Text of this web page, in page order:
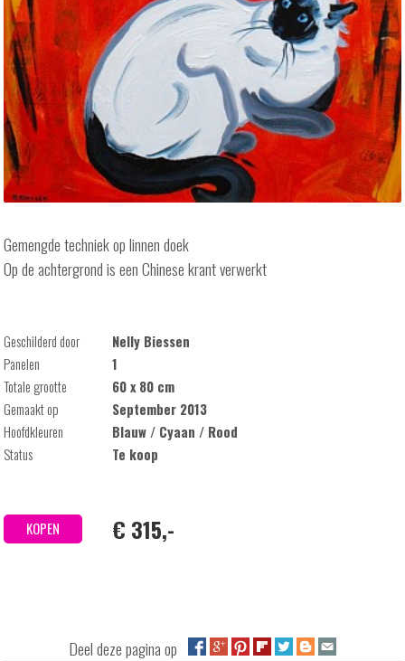
Gemengde techniek op linnen doek
Op de achtergrond is een Chinese krant verwerkt
Geschilderd door
Nelly Biessen
Panelen
1
Totale grootte
60 x 80 cm
Gemaakt op
September 2013
Hoofdkleuren
Blauw / Cyaan / Rood
Status
Te koop
KOPEN € 315,-
Deel deze pagina op